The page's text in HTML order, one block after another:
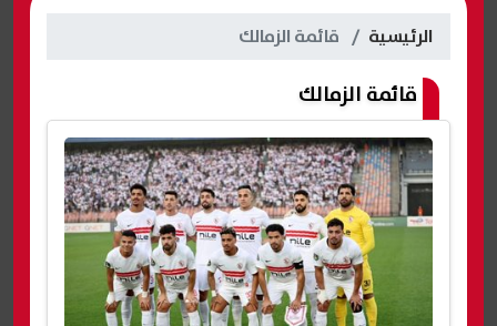
الرئيسية قائمة الزمالك
قائمة الزمالك